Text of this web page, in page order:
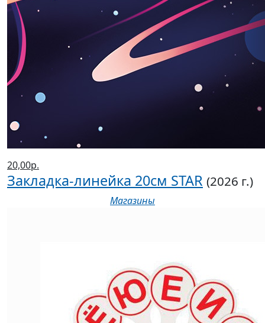
20,00р.
Закладка-линейка 20см STAR (2026 г.)
Магазины